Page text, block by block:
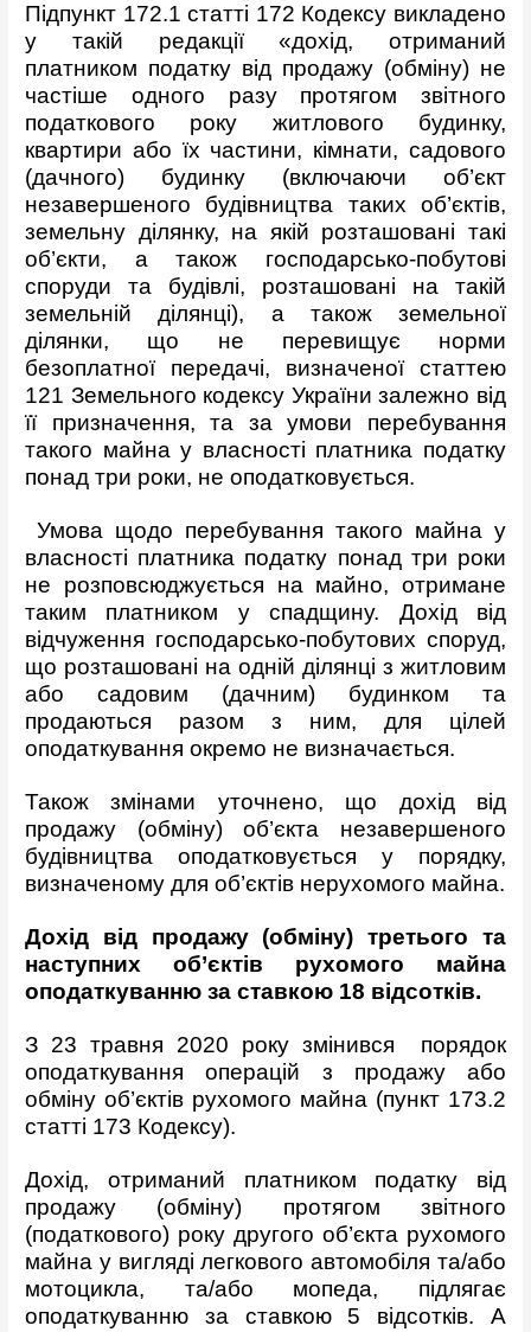
Підпункт 172.1 статті 172 Кодексу викладено
у такій редакції «дохід, отриманий
платником податку від продажу (обміну) не
частіше одного разу протягом звітного
податкового року житлового будинку,
квартири або їх частини, кімнати, садового
(дачного) будинку (включаючи об’єкт
незавершеного будівництва таких об’єктів,
земельну ділянку, на якій розташовані такі
об’єкти, а також господарсько-побутові
споруди та будівлі, розташовані на такій
земельній ділянці), а також земельної
ділянки, що не перевищує норми
безоплатної передачі, визначеної статтею
121 Земельного кодексу України залежно від
її призначення, та за умови перебування
такого майна у власності платника податку
понад три роки, не оподатковується.
Умова щодо перебування такого майна у
власності платника податку понад три роки
не розповсюджується на майно, отримане
таким платником у спадщину. Дохід від
відчуження господарсько-побутових споруд,
що розташовані на одній ділянці з житловим
або садовим (дачним) будинком та
продаються разом з ним, для цілей
оподаткування окремо не визначається.
Також змінами уточнено, що дохід від
продажу (обміну) об’єкта незавершеного
будівництва оподатковується у порядку,
визначеному для об’єктів нерухомого майна.
Дохід від продажу (обміну) третього та
наступних об’єктів рухомого майна
оподаткуванню за ставкою 18 відсотків.
З 23 травня 2020 року змінився порядок
оподаткування операцій з продажу або
обміну об’єктів рухомого майна (пункт 173.2
статті 173 Кодексу).
Дохід, отриманий платником податку від
продажу (обміну) протягом звітного
(податкового) року другого об’єкта рухомого
майна у вигляді легкового автомобіля та/або
мотоцикла, та/або мопеда, підлягає
оподаткуванню за ставкою 5 відсотків. А